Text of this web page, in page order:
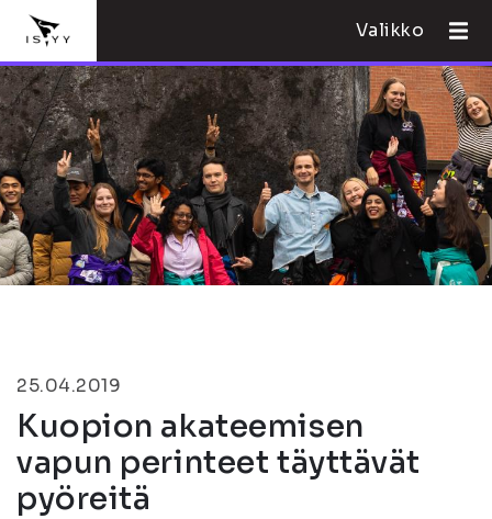
Valikko
25.04.2019
Kuopion akateemisen
vapun perinteet täyttävät
pyöreitä